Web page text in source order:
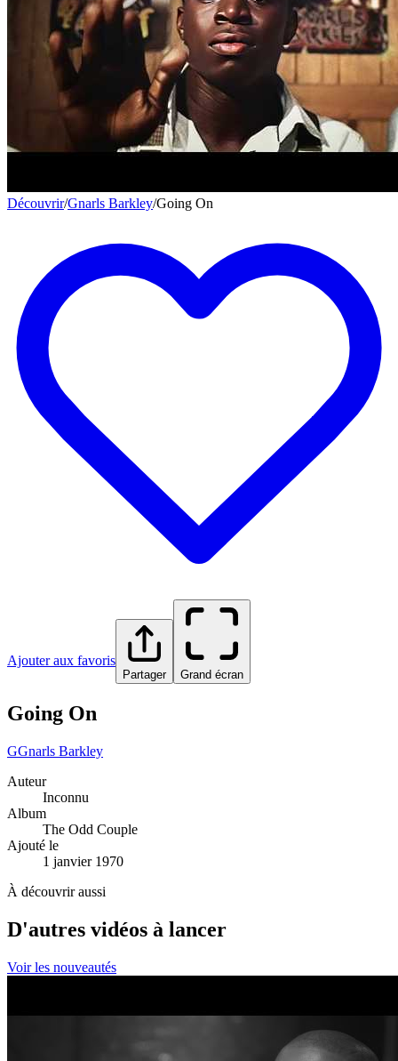
Découvrir/Gnarls Barkley/Going On
Ajouter aux favoris
Partager Grand écran
Going On
GGnarls Barkley
Auteur
Inconnu
Album
The Odd Couple
Ajouté le
1 janvier 1970
À découvrir aussi
D'autres vidéos à lancer
Voir les nouveautés